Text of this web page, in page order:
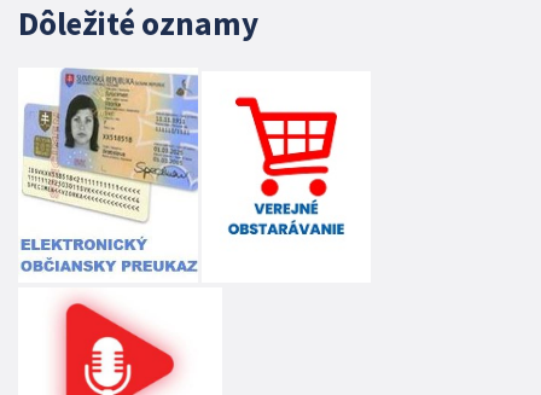
Dôležité oznamy